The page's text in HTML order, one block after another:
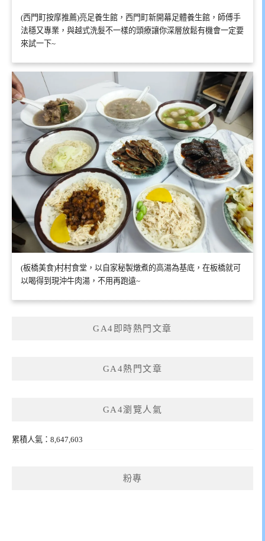
(西門町按摩推薦)亮足養生館，西門町新開幕足體養生館，師傅手
法穩又專業，與越式洗髮不一樣的頭療讓你深層放鬆有機會一定要
來試一下~
(板橋美食)村村食堂，以自家秘製燉煮的高湯為基底，在板橋就可
以喝得到現沖牛肉湯，不用再跑遠~
GA4即時熱門文章
GA4熱門文章
GA4瀏覽人氣
累積人氣：8,647,603
粉專